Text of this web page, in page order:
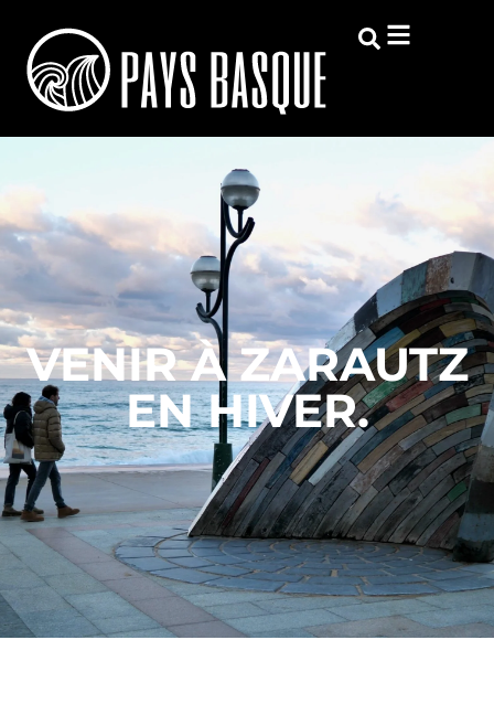
VENIR À ZARAUTZ
EN HIVER.